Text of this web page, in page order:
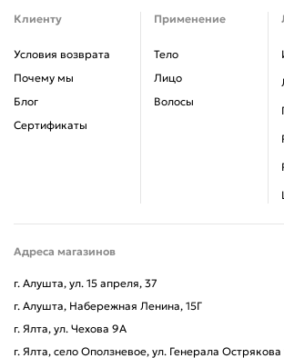
Клиенту
Условия возврата
Почему мы
Блог
Сертификаты
Применение
Тело
Лицо
Волосы
Адреса магазинов
г. Алушта, ул. 15 апреля, 37
г. Алушта, Набережная Ленина, 15Г
г. Ялта, ул. Чехова 9А
г. Ялта, село Оползневое, ул. Генерала